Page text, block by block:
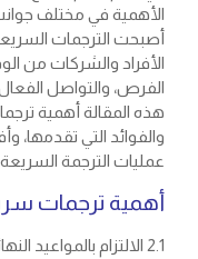
الأهمية في مختلف
أصبحت الترجمات
الأفراد والشركات من
الفرص، والتواصل
هذه المقالة أهمية
والفوائد التي
عمليات الترجمة السريعة.
أهمية ترجمات
2.1 الالتزام بالمواعيد النهائية